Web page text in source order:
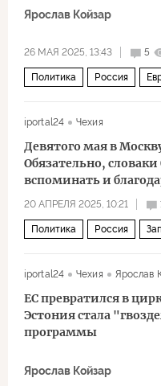
Ярослав Койзар
26 МАЯ 2025, 13:43 5
Политика Россия
iportal24
Чехия
Девятого мая в
Обязательно, словаки
вспоминать и
20 АПРЕЛЯ 2025, 10:21
Политика Россия
iportal24
Чехия Ярослав
ЕС превратился в
Эстония стала
программы
Ярослав Койзар